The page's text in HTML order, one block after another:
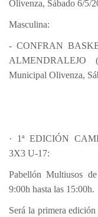
Olivenza, Sábado 6/5/
Masculina:
- CONFRAN
ALMENDRALEJO
Municipal Olivenza,
· 1ª EDICIÓN
3X3 U-17:
Pabellón Multiusos
9:00h hasta las 15:00h.
Será la primera